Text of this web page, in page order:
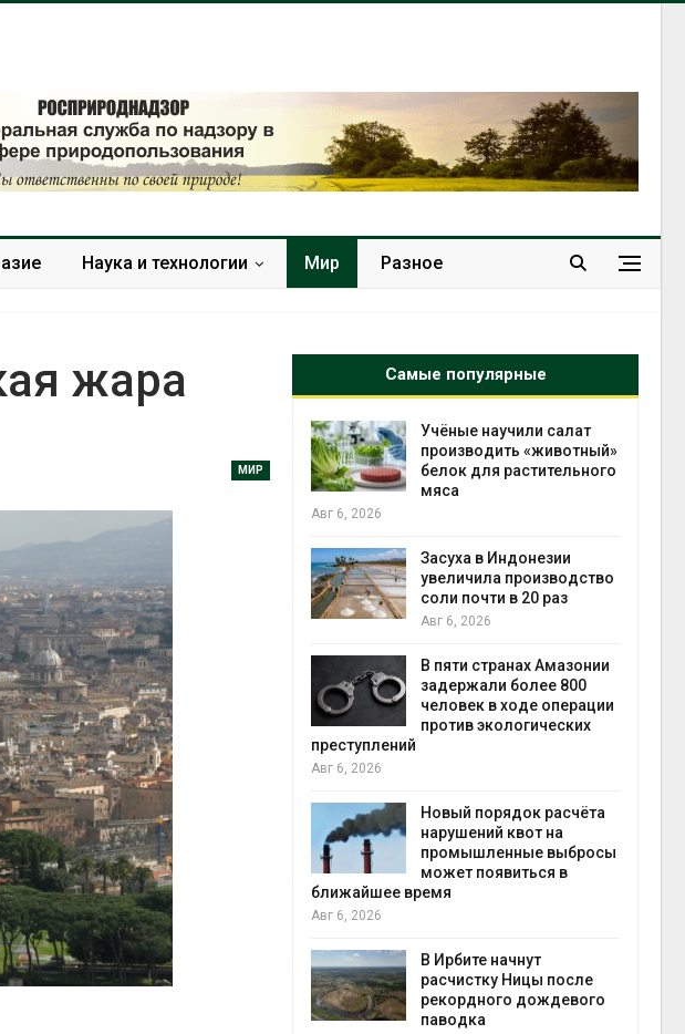
Наука и технологии Мир Разное
жара
МИР
Самые популярные
МЕГА и ВкусВилл
экообменники для сбора
вторсырья
2026
Учёные предложили
получать питьевую воду
из воздуха с помощью
ветра
6, 2026
Приложение «Экопульс»
для контроля мусорных
площадок запустят в
сентябре
2026
Европа теряет всё
больше лесной
биомассы из-за засух,
вредителей и рубок
Учёные научили салат
производить «животный»
белок для растительного
мяса
Авг 6, 2026
Засуха в Индонезии
увеличила производство
соли почти в 20 раз
Авг 6, 2026
В пяти странах Амазонии
задержали более 800
человек в ходе операции
против экологических
преступлений
Авг 6, 2026
Новый порядок расчёта
нарушений квот на
промышленные выбросы
может появиться в
ближайшее время
Авг 6, 2026
В Ирбите начнут
расчистку Ницы после
рекордного дождевого
паводка